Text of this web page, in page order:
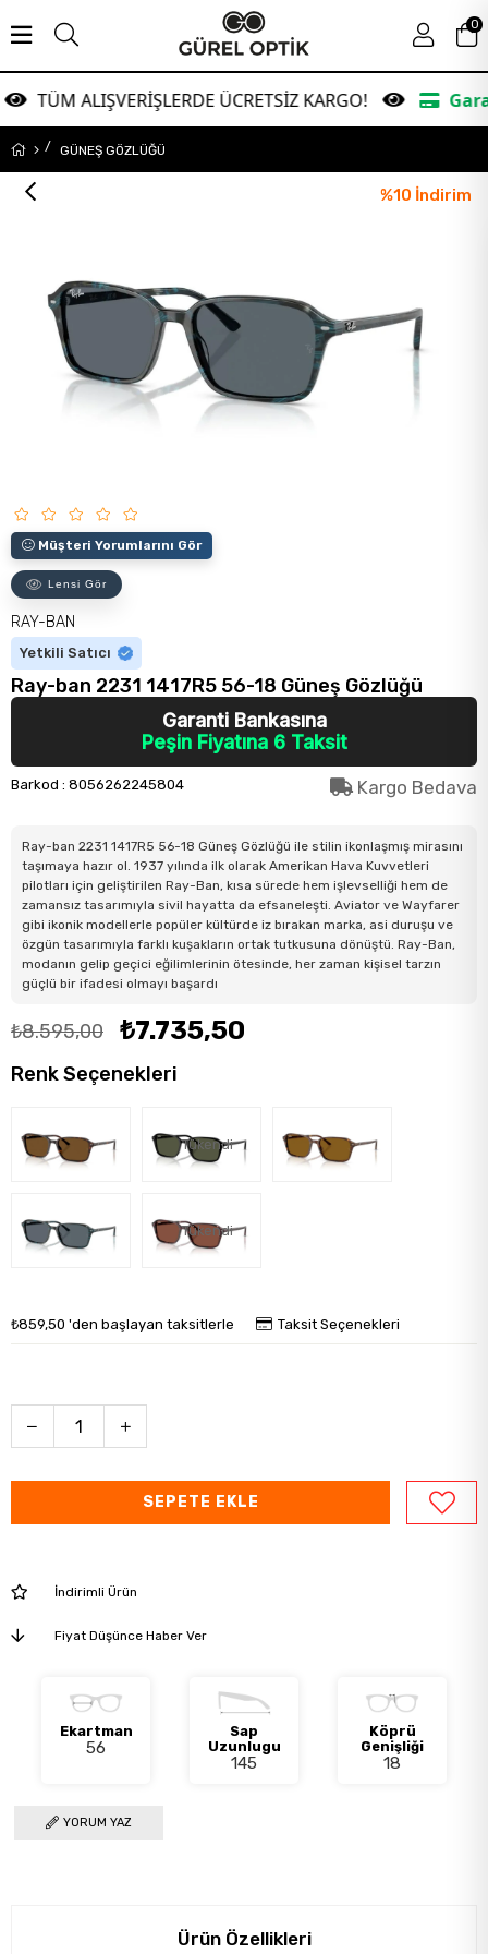
ÜCRETSİZ KARGO! Garanti
0
GÜNEŞ GÖZLÜĞÜ
%10 İndirim
Müşteri Yorumlarını Gör
Lensi Gör
RAY-BAN
Yetkili Satıcı
Ray-ban 2231 1417R5 56-18 Güneş Gözlüğü
Garanti Bankasına
Peşin Fiyatına 6 Taksit
Barkod : 8056262245804 Kargo Bedava
Ray-ban 2231 1417R5 56-18 Güneş Gözlüğü ile stilin ikonlaşmış mirasını
taşımaya hazır ol. 1937 yılında ilk olarak Amerikan Hava Kuvvetleri
pilotları için geliştirilen Ray-Ban, kısa sürede hem işlevselliği hem de
zamansız tasarımıyla sivil hayatta da efsaneleşti. Aviator ve Wayfarer
gibi ikonik modellerle popüler kültürde iz bırakan marka, asi duruşu ve
özgün tasarımıyla farklı kuşakların ortak tutkusuna dönüştü. Ray-Ban,
modanın gelip geçici eğilimlerinin ötesinde, her zaman kişisel tarzın
güçlü bir ifadesi olmayı başardı
₺8.595,00 ₺7.735,50
Renk Seçenekleri
Tükendi
Tükendi
₺859,50 'den başlayan taksitlerle Taksit Seçenekleri
İndirimli Ürün
Fiyat Düşünce Haber Ver
Ekartman
56
Sap
Uzunlugu
145
Köprü
Genişliği
18
YORUM YAZ
Ürün Özellikleri